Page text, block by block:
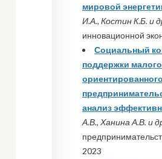
мировой
И.А., Костин К.Б. и
инновационной
Социальный
поддержки
ориентированного
анализ
А.В., Ханина А.В. и
2023